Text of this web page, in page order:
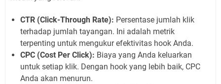
CTR (Click-Through Rate): Persentase jumlah klik
terhadap jumlah tayangan. Ini adalah metrik
terpenting untuk mengukur efektivitas hook Anda.
CPC (Cost Per Click): Biaya yang Anda keluarkan
untuk setiap klik. Dengan hook yang lebih baik, CPC
Anda akan menurun.